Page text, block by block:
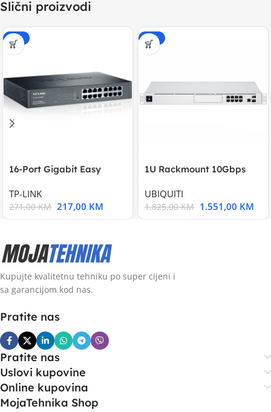
Slični proizvodi
-20%
16-Port Gigabit Easy
TP-LINK
271,00KM 217,00 KM
-15%
1U Rackmount 10Gbps
UBIQUITI
1.825,00KM 1.551,00 KM
Kupujte kvalitetnu tehniku po super cijeni i
sa garancijom kod nas.
Pratite nas
Pratite nas
Uslovi kupovine
Online kupovina
MojaTehnika Shop